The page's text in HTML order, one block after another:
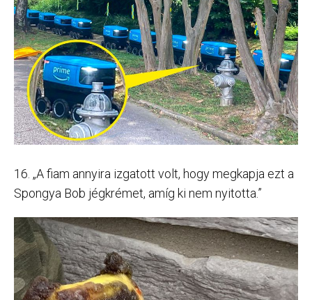
16. „A fiam annyira izgatott volt, hogy megkapja ezt a
Spongya Bob jégkrémet, amíg ki nem nyitotta.”